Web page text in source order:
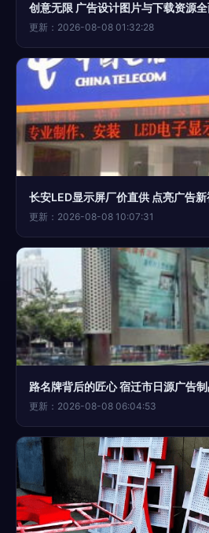
创意无限 广告设计图片与下载资源
更新：2026-08-08 01:32:28
长安LED显示屏厂价直供 点亮广告
更新：2026-08-08 10:07:31
路名牌背后的匠心 宿迁市日源广告
更新：2026-08-08 06:04:53